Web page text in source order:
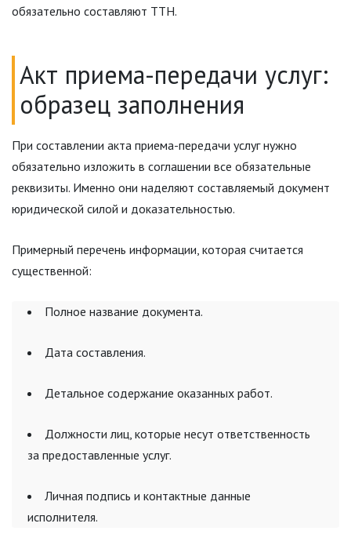
обязательно составляют ТТН.
Акт приема-передачи услуг:
образец заполнения
При составлении акта приема-передачи услуг нужно
обязательно изложить в соглашении все обязательные
реквизиты. Именно они наделяют составляемый документ
юридической силой и доказательностью.
Примерный перечень информации, которая считается
существенной:
Полное название документа.
Дата составления.
Детальное содержание оказанных работ.
Должности лиц, которые несут ответственность
за предоставленные услуг.
Личная подпись и контактные данные
исполнителя.